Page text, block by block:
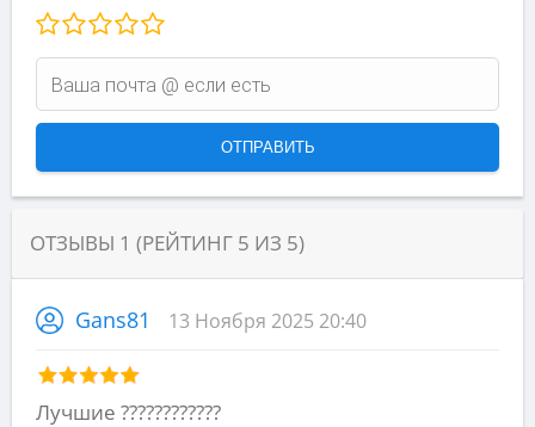
ОТЗЫВЫ 1 (РЕЙТИНГ 5 ИЗ 5)
Gans81 13 Ноября 2025 20:40
Лучшие ????????????